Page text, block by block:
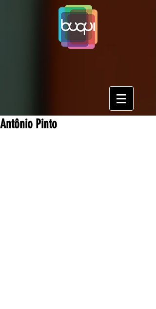
Antônio Pinto